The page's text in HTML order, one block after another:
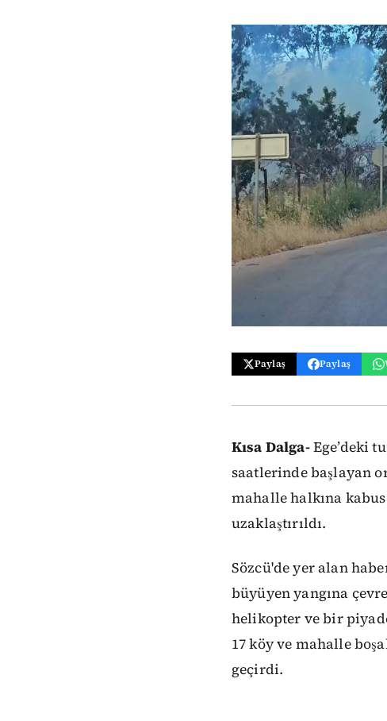
Paylaş Paylaş
Kısa Dalga-Ege’deki
saatlerinde başlayan
mahalle halkına
uzaklaştırıldı.
Sözcü'de yer alan
büyüyen yangına
helikopter ve bir
17 köy ve mahalle
geçirdi.